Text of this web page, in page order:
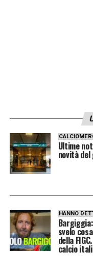
LA PLAYLIST
Ultime
novità
HANNO
svelo
della
calcio